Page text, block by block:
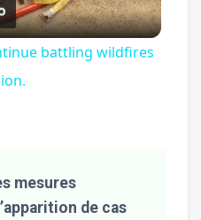
Video
battling wildfires
mesures
de cas